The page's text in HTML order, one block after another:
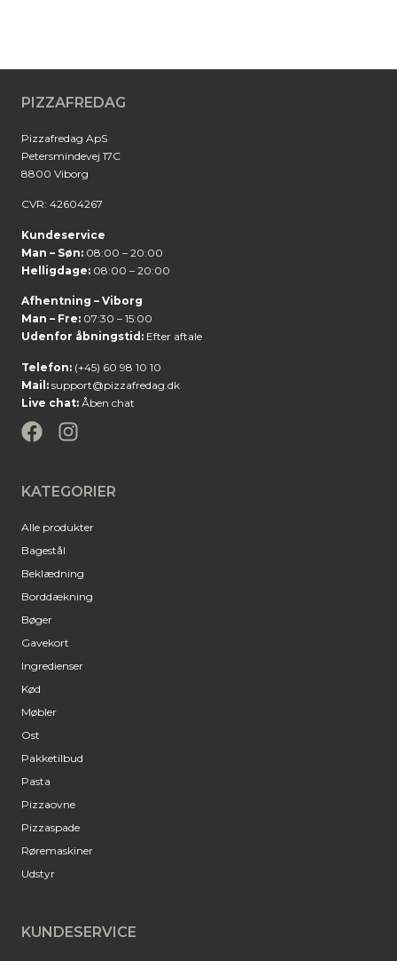
PIZZAFREDAG
Pizzafredag ApS
Petersmindevej 17C
8800 Viborg
CVR: 42604267
Kundeservice
Man – Søn: 08:00 – 20:00
Helligdage: 08:00 – 20:00
Afhentning – Viborg
Man – Fre: 07:30 – 15:00
Udenfor åbningstid: Efter aftale
Telefon: (+45) 60 98 10 10
Mail: support@pizzafredag.dk
Live chat: Åben chat
KATEGORIER
Alle produkter
Bagestål
Beklædning
Borddækning
Bøger
Gavekort
Ingredienser
Kød
Møbler
Ost
Pakketilbud
Pasta
Pizzaovne
Pizzaspade
Røremaskiner
Udstyr
KUNDESERVICE